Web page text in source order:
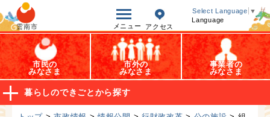
雲南市 メニュー アクセス
Select Language ▼
Language
オープンデータ
市民の
みなさま
市外の
みなさま
事業者の
みなさま
暮らしのできごとから探す